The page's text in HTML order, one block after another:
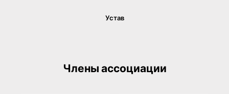
Устав
Члены ассоциации